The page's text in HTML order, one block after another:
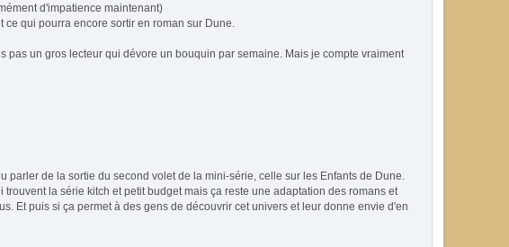
d'impatience maintenant)
qui pourra encore sortir en roman sur Dune.
un gros lecteur qui dévore un bouquin par semaine. Mais je compte vraiment
de la sortie du second volet de la mini-série, celle sur les Enfants de Dune.
la série kitch et petit budget mais ça reste une adaptation des romans et
Et puis si ça permet à des gens de découvrir cet univers et leur donne envie d'en